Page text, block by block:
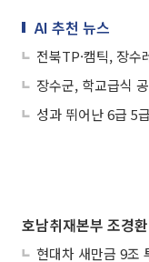
AI 추천 뉴스
전북TP·캠틱, 장수
장수군, 학교급식
호남취재본부 조경